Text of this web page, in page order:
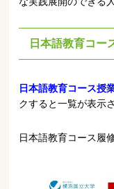
日本語教育コー
日本語教育コース授
クすると一覧が表示
日本語教育コース履